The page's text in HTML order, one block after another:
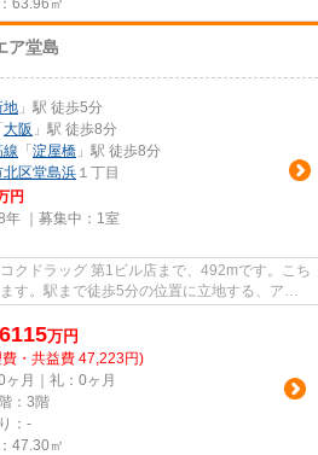
63.96㎡
ア堂島
地 」駅 徒歩5分
大阪 」駅 徒歩8分
線 「 淀屋橋 」駅 徒歩8分
北区堂島浜 １丁目
円
｜募集中： 1室
クドラッグ 第1ビル店まで、492mです。こち
す。駅まで徒歩5分の位置に立地する、アク
万円
・共益費 47,223円)
ヶ月｜礼：0ヶ月
：3階
：-
47.30㎡